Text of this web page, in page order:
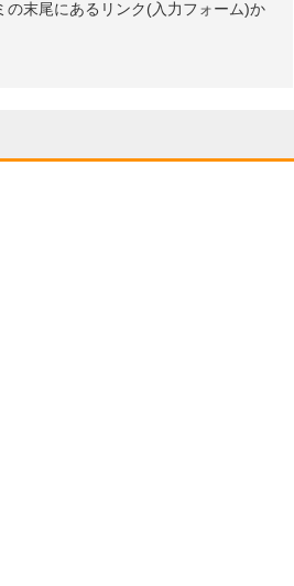
末尾にあるリンク(入力フォーム)か